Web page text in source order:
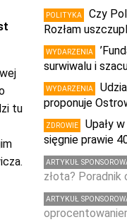
tu
POLITYKA
Czy
Rozłam
WYDARZENIA
surwiwalu i
WYDARZENIA
proponuje
ZDROWIE
Upały
sięgnie prawie
ARTYKUŁ
złota? Poradnik
ARTYKUŁ